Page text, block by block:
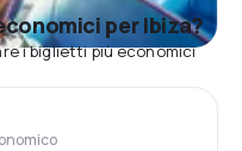
per Ibiza?
i biglietti più economici